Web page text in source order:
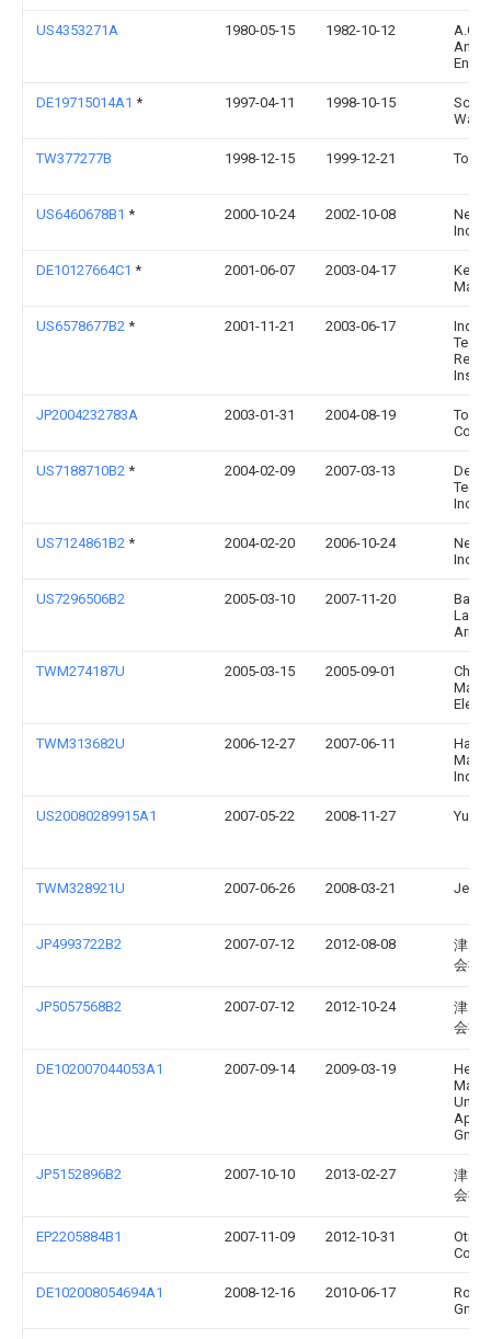
US4353271A 1980-05-15 1982-10-12
A.G.
And
DE19715014A1 * 1997-04-11 1998-10-15
TW377277B 1998-12-15 1999-12-21
US6460678B1 * 2000-10-24 2002-10-08
Inc.
DE10127664C1 * 2001-06-07 2003-04-17
US6578677B2 * 2001-11-21 2003-06-17
JP2004232783A 2003-01-31 2004-08-19
Co
US7188710B2 * 2004-02-09 2007-03-13
Inc.
US7124861B2 * 2004-02-20 2006-10-24
Inc.
US7296506B2 2005-03-10 2007-11-20
Bae
Land
TWM274187U 2005-03-15 2005-09-01
Electri
TWM313682U 2006-12-27 2007-06-11
Hao
US20080289915A1 2007-05-22 2008-11-27
TWM328921U 2007-06-26 2008-03-21 Jen-
JP4993722B2 2007-07-12 2012-08-08
津田
会社
JP5057568B2 2007-07-12 2012-10-24
津田
会社
DE102007044053A1 2007-09-14 2009-03-19
Hema
Und
Gmbh
JP5152896B2 2007-10-10 2013-02-27
津田
会社
EP2205884B1 2007-11-09 2012-10-31
Otis
DE102008054694A1 2008-12-16 2010-06-17
Gmbh